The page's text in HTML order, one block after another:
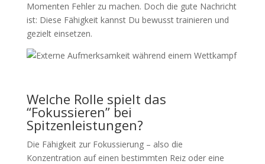
Momenten Fehler zu machen. Doch die gute Nachricht
ist: Diese Fähigkeit kannst Du bewusst trainieren und
gezielt einsetzen.
Welche Rolle spielt das
“Fokussieren” bei
Spitzenleistungen?
Die Fähigkeit zur Fokussierung – also die
Konzentration auf einen bestimmten Reiz oder eine